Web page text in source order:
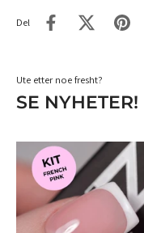
Del
Ute etter noe fresht?
SE NYHETER!